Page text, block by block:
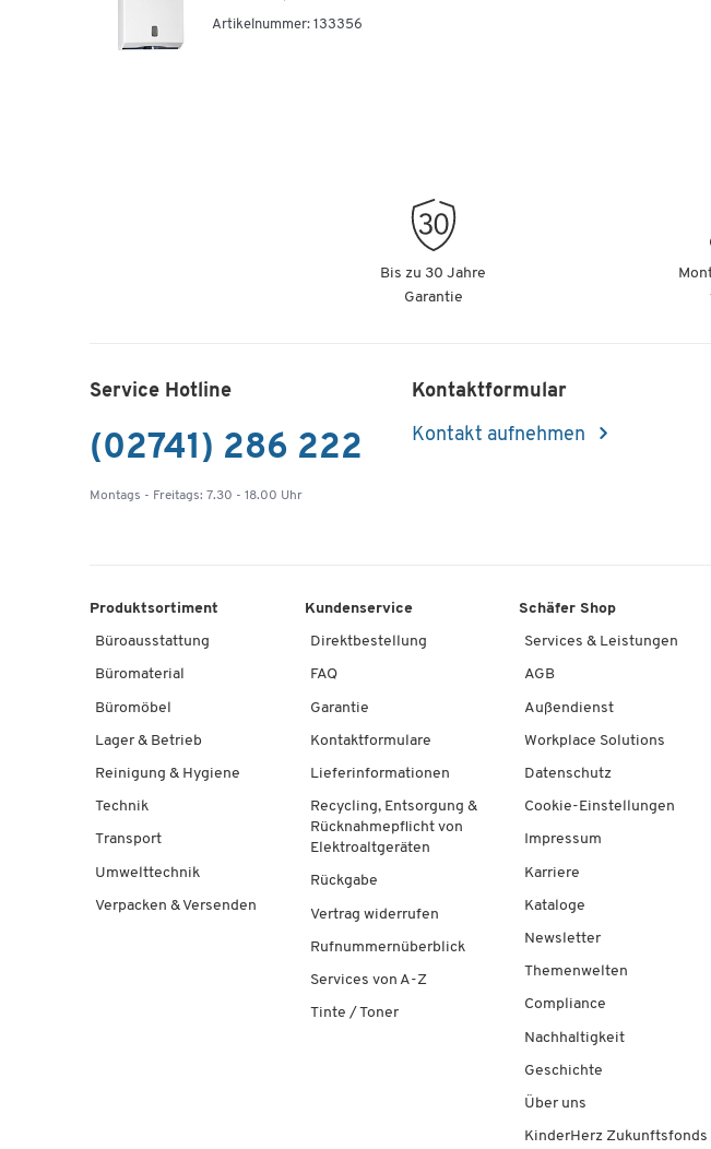
Artikelnummer: 133356
Bis zu 30 Jahre
Garantie
Service Hotline
(02741) 286 222
Montags - Freitags: 7.30 - 18.00 Uhr
Kontaktformular
Kontakt aufnehmen
Produktsortiment
Büroausstattung
Büromaterial
Büromöbel
Lager & Betrieb
Reinigung & Hygiene
Technik
Transport
Umwelttechnik
Verpacken & Versenden
Kundenservice
Direktbestellung
FAQ
Garantie
Kontaktformulare
Lieferinformationen
Recycling, Entsorgung &
Rücknahmepflicht von
Elektroaltgeräten
Rückgabe
Vertrag widerrufen
Rufnummernüberblick
Services von A-Z
Tinte / Toner
Schäfer Shop
Services & Leistungen
AGB
Außendienst
Workplace Solutions
Datenschutz
Cookie-Einstellungen
Impressum
Karriere
Kataloge
Newsletter
Themenwelten
Compliance
Nachhaltigkeit
Geschichte
Über uns
KinderHerz Zukunftsfonds